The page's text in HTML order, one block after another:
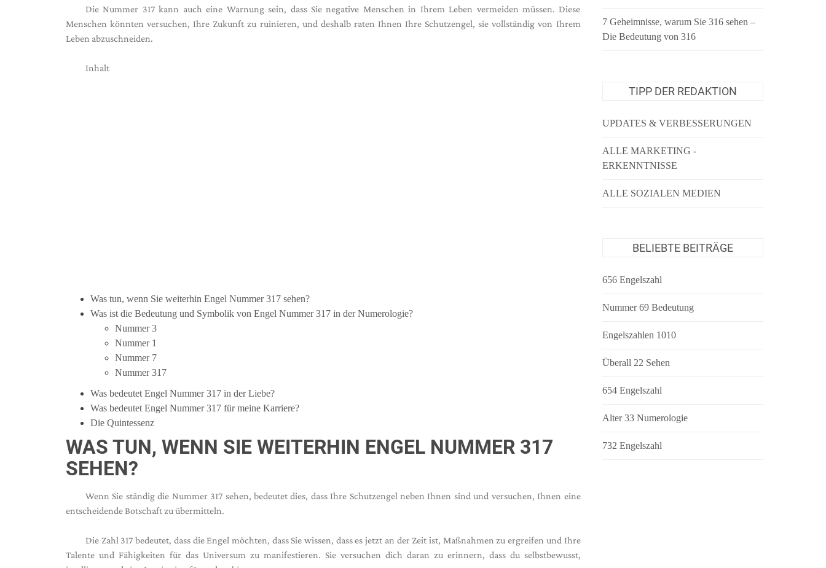
Die Nummer 317 kann auch eine Warnung sein, dass Sie negative Menschen in Ihrem Leben vermeiden müssen. Diese
Menschen könnten versuchen, Ihre Zukunft zu ruinieren, und deshalb raten Ihnen Ihre Schutzengel, sie vollständig von Ihrem
Leben abzuschneiden.
Inhalt
Was tun, wenn Sie weiterhin Engel Nummer 317 sehen?
Was ist die Bedeutung und Symbolik von Engel Nummer 317 in der Numerologie?
Nummer 3
Nummer 1
Nummer 7
Nummer 317
Was bedeutet Engel Nummer 317 in der Liebe?
Was bedeutet Engel Nummer 317 für meine Karriere?
Die Quintessenz
WAS TUN, WENN SIE WEITERHIN ENGEL NUMMER 317
SEHEN?
Wenn Sie ständig die Nummer 317 sehen, bedeutet dies, dass Ihre Schutzengel neben Ihnen sind und versuchen, Ihnen eine
entscheidende Botschaft zu übermitteln.
Die Zahl 317 bedeutet, dass die Engel möchten, dass Sie wissen, dass es jetzt an der Zeit ist, Maßnahmen zu ergreifen und Ihre
Talente und Fähigkeiten für das Universum zu manifestieren. Sie versuchen dich daran zu erinnern, dass du selbstbewusst,
7 Geheimnisse, warum Sie 316 sehen –
Die Bedeutung von 316
TIPP DER REDAKTION
UPDATES & VERBESSERUNGEN
ALLE MARKETING -
ERKENNTNISSE
ALLE SOZIALEN MEDIEN
BELIEBTE BEITRÄGE
656 Engelszahl
Nummer 69 Bedeutung
Engelszahlen 1010
Überall 22 Sehen
654 Engelszahl
Alter 33 Numerologie
732 Engelszahl